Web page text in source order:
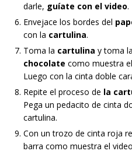
darle, guíate con el video.
Envejace los bordes del
con la cartulina.
Toma la cartulina y toma
chocolate como muestra
Luego con la cinta doble
Repite el proceso de la
Pega un pedacito de cinta
cartulina.
Con un trozo de cinta roja
barra como muestra el